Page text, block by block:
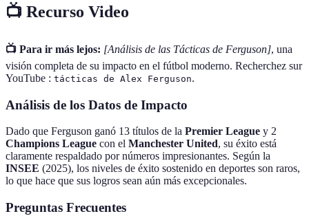
📺 Recurso Video
📺 Para ir más lejos: [Análisis de las Tácticas de Ferguson], una
visión completa de su impacto en el fútbol moderno. Recherchez sur
YouTube : tácticas de Alex Ferguson.
Análisis de los Datos de Impacto
Dado que Ferguson ganó 13 títulos de la Premier League y 2
Champions League con el Manchester United, su éxito está
claramente respaldado por números impresionantes. Según la
INSEE (2025), los niveles de éxito sostenido en deportes son raros,
lo que hace que sus logros sean aún más excepcionales.
Preguntas Frecuentes